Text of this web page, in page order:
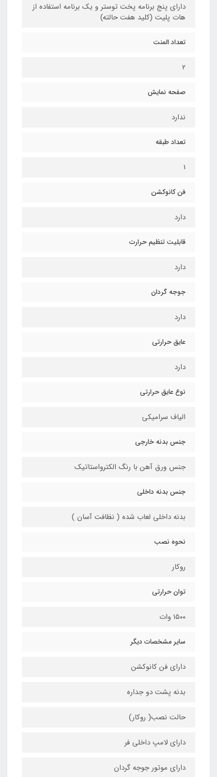
دارای پنج برنامه پخت توستر و یک برنامه استفاده از
هات پلیت (کلید هفت حالته)
تعداد المنت
2
صفحه نمایش
ندارد
تعداد طبقه
1
فن کانوکشن
دارد
قابلیت تنظیم حرارت
دارد
جوجه گردان
دارد
عایق حرارتی
دارد
نوع عایق حرارتی
الیاف سرامیکی
جنس بدنه خارجی
جنس ورق آهن با رنگ الکترواستاتیک
جنس بدنه داخلی
بدنه داخلی لعاب شده ( نظافت آسان )
نحوه نصب
روکار
توان حرارتی
۱۵۰۰ وات
سایر مشخصات دیگر
دارای فن کانوکشن
بدنه پشت دو جداره
حالت نصب( روکار)
دارای لامپ داخلی فر
دارای موتور جوجه گردان